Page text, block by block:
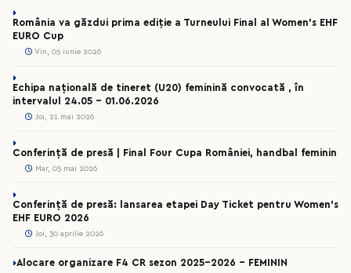
România va găzdui prima ediție a Turneului Final al Women’s EHF
EURO Cup
Vin, 05 iunie 2026
Echipa națională de tineret (U20) feminină convocată , în
intervalul 24.05 – 01.06.2026
Joi, 21 mai 2026
Conferință de presă | Final Four Cupa României, handbal feminin
Mar, 05 mai 2026
Conferință de presă: lansarea etapei Day Ticket pentru Women’s
EHF EURO 2026
Joi, 30 aprilie 2026
Alocare organizare F4 CR sezon 2025-2026 - FEMININ